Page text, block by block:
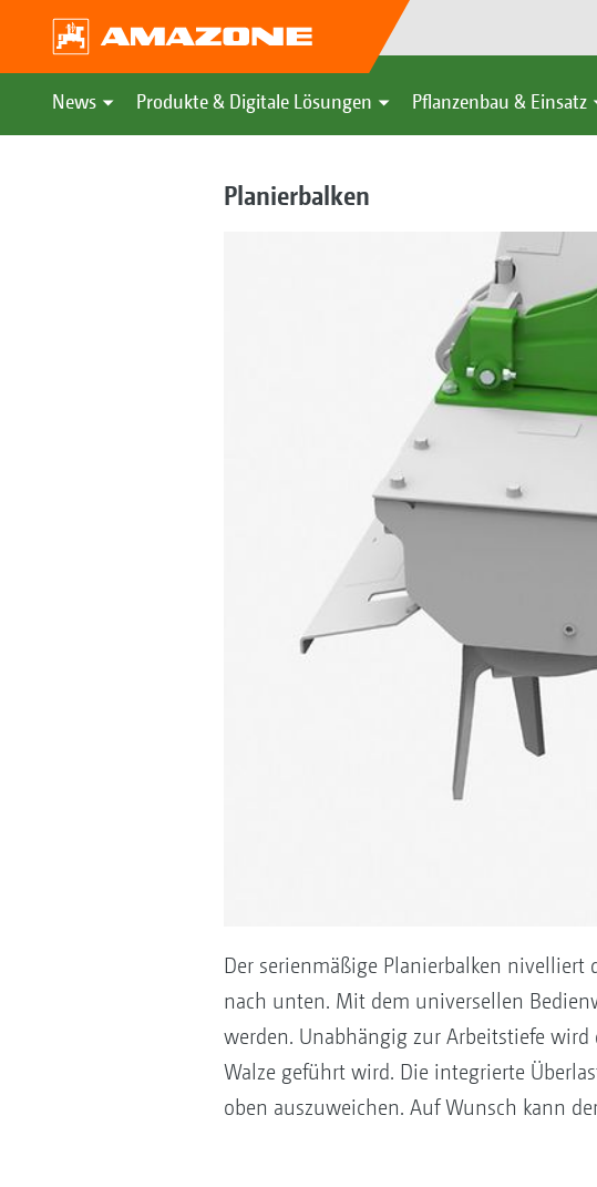
News Produkte & Digitale Lösungen Pflanzenbau & Einsatz
Planierbalken
Der serienmäßige Planierbalken
nach unten. Mit dem universellen
werden. Unabhängig zur Arbeitstiefe
Walze geführt wird. Die integrierte
oben auszuweichen. Auf Wunsch kann